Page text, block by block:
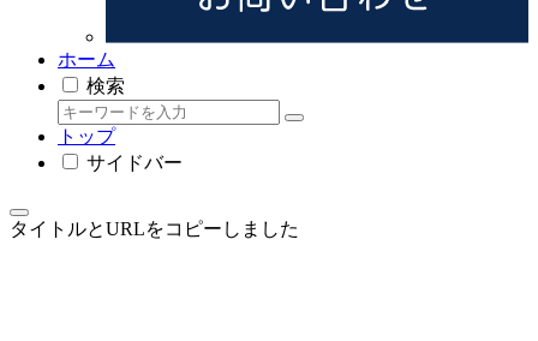
ホーム
検索
トップ
サイドバー
タイトルとURLをコピーしました